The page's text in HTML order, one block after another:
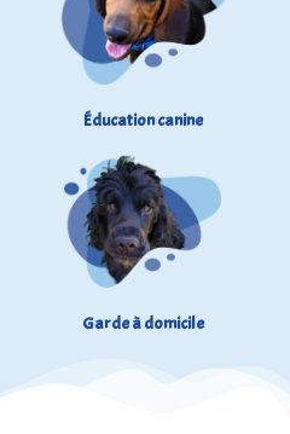
Éducation canine
Garde à domicile